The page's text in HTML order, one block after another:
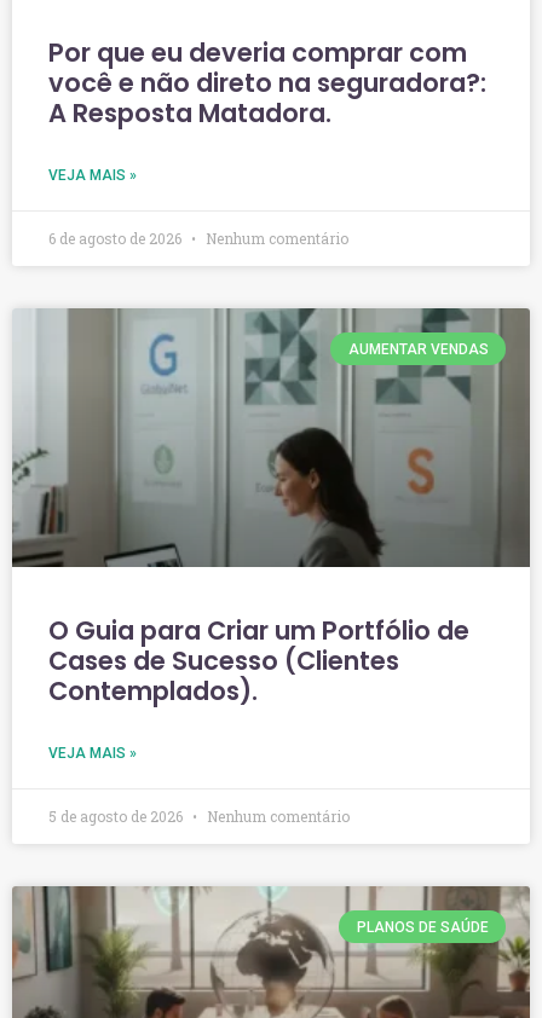
Por que eu deveria comprar com
você e não direto na seguradora?:
A Resposta Matadora.
VEJA MAIS »
6 de agosto de 2026 Nenhum comentário
AUMENTAR VENDAS
O Guia para Criar um Portfólio de
Cases de Sucesso (Clientes
Contemplados).
VEJA MAIS »
5 de agosto de 2026 Nenhum comentário
PLANOS DE SAÚDE